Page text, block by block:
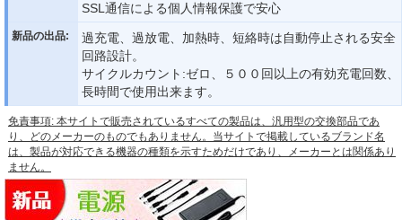
SSL通信による個人情報保護で安心
新品の出品:
過充電、過放電、加熱時、短絡時は自動停止される安全
回路設計。
サイクルカウント:ゼロ、５００回以上の有効充電回数、
長時間で使用出来ます。
免責事項: 本サイトで販売されているすべての製品は、汎用型の交換部品であ
り、どのメーカーのものでもありません。当サイトで掲載しているブランド名
は、製品が対応できる機器の種類を示すためだけであり、メーカーとは関係あり
ません。